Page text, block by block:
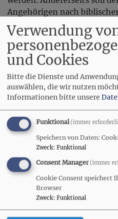
Angehörigen nach
Fürbitte und Begleitung
Spannung kann nur
Ist eine kirchliche
eine andere Form der
hier eine gute Möglichkeit.
selbst das Leben
notwendig. Die kirchliche
Angehörigen ist besonders
Kinder evangelischer
Kinder, bei denen die
war, und Totgeborene
kirchlich bestattet zu
Musikalische
Zum Gottesdienst in der
Verwendung
und Cookies
Bitte die Dienste und
auswählen, die wir nutzen
Informationen bitte unsere
Funktional(immer
Speichern von Daten:
Zweck: Funktional
Consent Manager(immer
Cookie Consent speichert
Browser
Zweck: Funktional